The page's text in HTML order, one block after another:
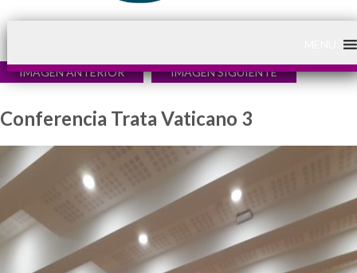
IMAGEN ANTERIOR IMAGEN SIGUIENTE
Conferencia Trata Vaticano 3